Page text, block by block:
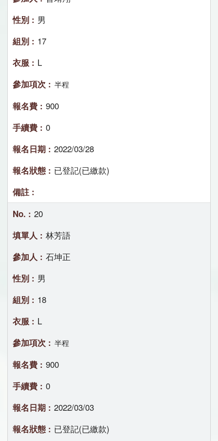
男
17
L
半程
900
0
2022/03/28
已登記(已繳款)
20
林芳語
石坤正
男
18
L
半程
900
0
2022/03/03
已登記(已繳款)